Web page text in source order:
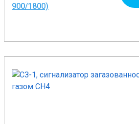
900/1800)